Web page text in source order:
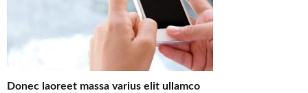
Donec laoreet massa varius elit ullamco